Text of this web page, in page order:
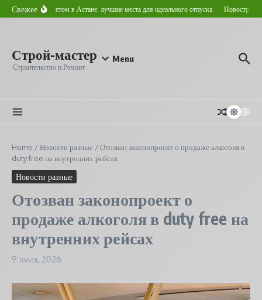
Перейти к содержанию
Свежее
Где отдохнуть летом в Астане: лучшие места для идеального отпуска
Строй-мастер
Строительство и Ремонт
Menu
Home /Новости разные /Отозван законопроект о продаже алкоголя в
duty free на внутренних рейсах
Новости разные
Отозван законопроект о
продаже алкоголя в duty free на
внутренних рейсах
9 июля, 2026